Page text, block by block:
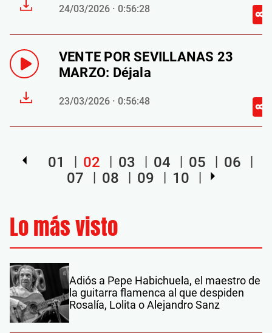
24/03/2026 · 0:56:28
VENTE POR SEVILLANAS 23
MARZO: Déjala
23/03/2026 · 0:56:48
01 02 03 04 05
06
07
08 09 10
Lo más visto
Adiós a Pepe Habichuela, el maestro de
la guitarra flamenca al que despiden
Rosalía, Lolita o Alejandro Sanz